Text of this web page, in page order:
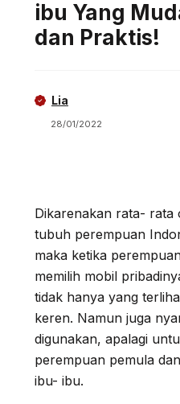
ibu Yang
dan Praktis!
Lia
28/01/2022
Dikarenakan rata- rata
tubuh perempuan
maka ketika
memilih mobil
tidak hanya yang
keren. Namun juga
digunakan, apalagi
perempuan pemula
ibu- ibu.